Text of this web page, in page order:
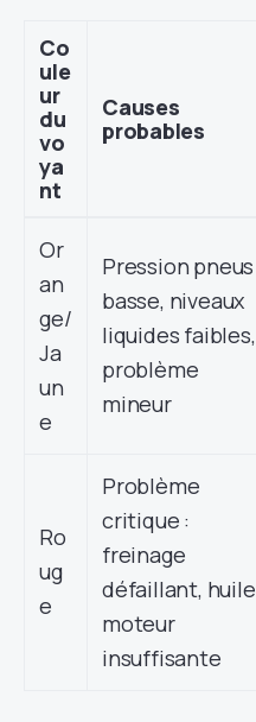
Co
ule
ur
du
vo
ya
nt
Causes
probables
Or
an
ge/
Ja
un
e
Pression pneus
basse, niveaux
liquides faibles,
problème
mineur
Ro
ug
e
Problème
critique :
freinage
défaillant, huile
moteur
insuffisante